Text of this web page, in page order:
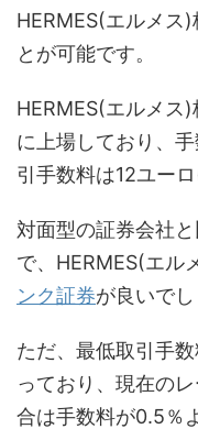
HERMES(エルメス
とが可能です。
HERMES(エルメス
に上場しており、
引手数料は12ユー
対面型の証券会社
で、HERMES(エル
ンク証券が良いでし
ただ、最低取引手
っており、現在の
合は手数料が0.5％